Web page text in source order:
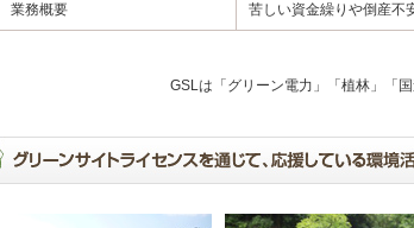
業務概要 苦しい資金繰りや倒産不
GSLは「グリーン電力」「植林」「